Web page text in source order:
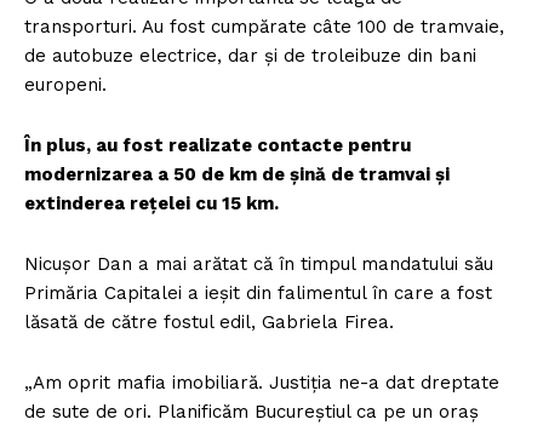
transporturi. Au fost cumpărate câte 100 de tramvaie,
de autobuze electrice, dar și de troleibuze din bani
europeni.
În plus, au fost realizate contacte pentru
modernizarea a 50 de km de șină de tramvai și
extinderea rețelei cu 15 km.
Nicușor Dan a mai arătat că în timpul mandatului său
Primăria Capitalei a ieșit din falimentul în care a fost
lăsată de către fostul edil, Gabriela Firea.
„Am oprit mafia imobiliară. Justiția ne-a dat dreptate
de sute de ori. Planificăm Bucureștiul ca pe un oraș